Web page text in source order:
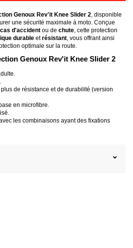
Genoux Rev'it Knee Slider 2, disponible
une sécurité maximale à moto. Conçue
cas d'accident ou de chute, cette protection
durable etrésistant, vous offrant ainsi
optimale sur la route.
Genoux Rev'it Knee Slider 2
de résistance et de durabilité (version
en microfibre.
les combinaisons ayant des fixations